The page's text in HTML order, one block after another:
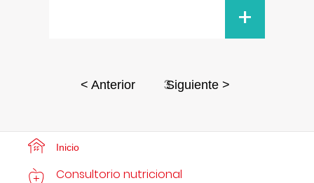
+
< Anterior 3Siguiente >
Inicio
Consultorio nutricional